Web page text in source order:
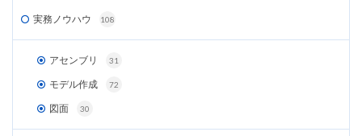
実務ノウハウ 108
アセンブリ 31
モデル作成 72
図面 30